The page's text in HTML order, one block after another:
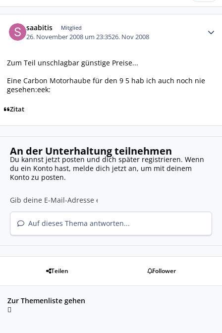
saabitis Mitglied
26. November 2008 um 23:3526. Nov 2008
Zum Teil unschlagbar günstige Preise...
Eine Carbon Motorhaube für den 9 5 hab ich auch noch nie
gesehen:eek:
Zitat
An der Unterhaltung teilnehmen
Du kannst jetzt posten und dich später registrieren. Wenn
du ein Konto hast, melde dich jetzt an, um mit deinem
Konto zu posten.
Auf dieses Thema antworten...
Teilen Follower
Zur Themenliste gehen